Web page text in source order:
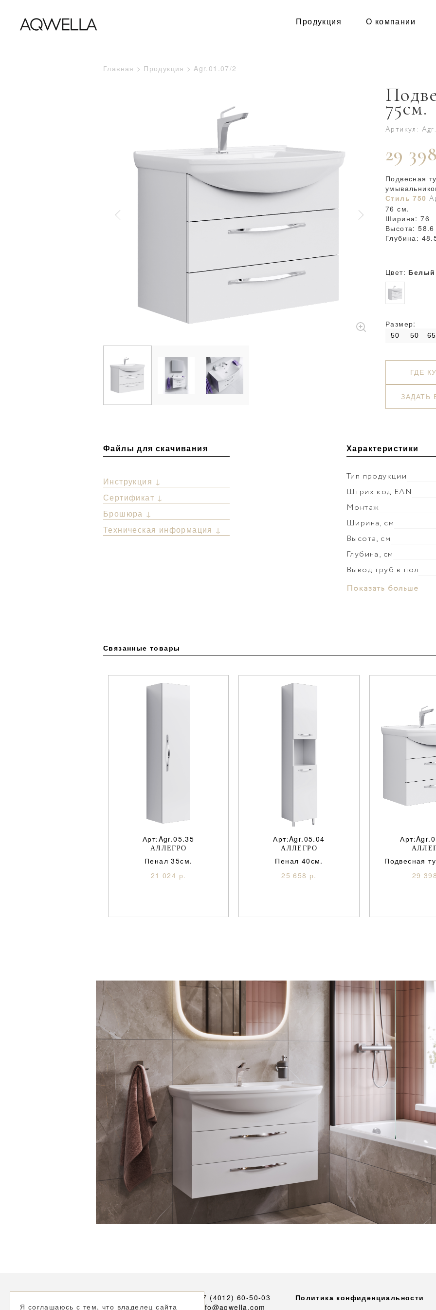
Продукция О компании
Главная Продукция Agr.01.07/2
75см.
Артикул:
29
Подвесная
Стиль 750
76 см.
Ширина: 76
Высота: 58.6
Глубина:
Цвет: Белый
Размер:
50 50
ГДЕ
ЗАДАТЬ
Файлы для скачивания
Инструкция ↓
Сертификат ↓
Брошюра ↓
Техническая информация ↓
Характеристики
Тип продукции
Штрих код EAN
Монтаж
Ширина, см
Высота, см
Глубина, см
Вывод труб в пол
Материал раковины
Показать больше
Связанные товары
Арт:Agr.05.35
АЛЛЕГРО
Пенал 35см.
21 024 р.
Арт:Agr.05.04
АЛЛЕГРО
Пенал 40см.
25 658 р.
Подвесная
29
+7 (4012) 60-50-03
info@aqwella.com
Политика конфиденциальности
Я соглашаюсь с тем, что владелец сайта